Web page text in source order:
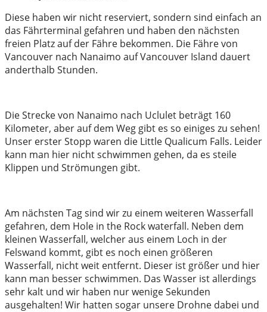
Diese haben wir nicht reserviert, sondern sind einfach an
das Fährterminal gefahren und haben den nächsten
freien Platz auf der Fähre bekommen. Die Fähre von
Vancouver nach Nanaimo auf Vancouver Island dauert
anderthalb Stunden.
Die Strecke von Nanaimo nach Uclulet beträgt 160
Kilometer, aber auf dem Weg gibt es so einiges zu sehen!
Unser erster Stopp waren die Little Qualicum Falls. Leider
kann man hier nicht schwimmen gehen, da es steile
Klippen und Strömungen gibt.
Am nächsten Tag sind wir zu einem weiteren Wasserfall
gefahren, dem Hole in the Rock waterfall. Neben dem
kleinen Wasserfall, welcher aus einem Loch in der
Felswand kommt, gibt es noch einen größeren
Wasserfall, nicht weit entfernt. Dieser ist größer und hier
kann man besser schwimmen. Das Wasser ist allerdings
sehr kalt und wir haben nur wenige Sekunden
ausgehalten! Wir hatten sogar unsere Drohne dabei und